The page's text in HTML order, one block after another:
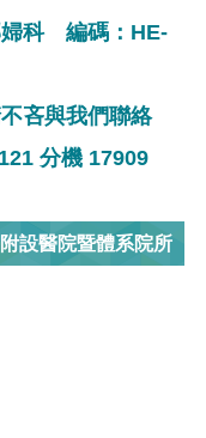
婦科 編碼：HE-
吝與我們聯絡
分機 17909
設醫院暨體系院所